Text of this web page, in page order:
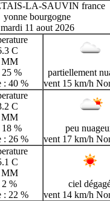
LA-SAUVIN france
yonne bourgogne
mardi 11 aout 2026
C
MM
25 %
: 40 %
partiellement
vent 15 km/h
C
MM
18 %
: 26 %
peu
vent 17 km/h
C
MM
2 %
: 22 %
ciel
vent 14 km/h